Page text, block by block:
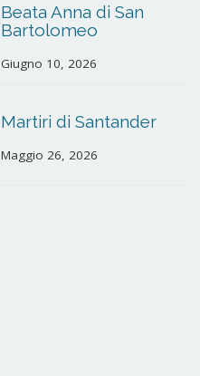
Beata Anna di San
Bartolomeo
Giugno 10, 2026
Martiri di Santander
Maggio 26, 2026